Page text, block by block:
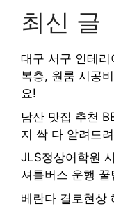
최신 글
대구 서구 인테
복층, 원룸 시공
요!
남산 맛집 추천
지 싹 다 알려드
JLS정상어학원
셔틀버스 운행
베란다 결로현상